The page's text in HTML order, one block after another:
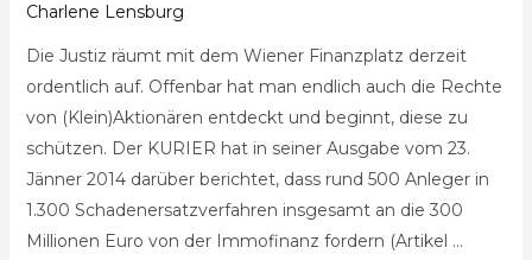
Charlene Lensburg
Die Justiz räumt mit dem Wiener Finanzplatz derzeit
ordentlich auf. Offenbar hat man endlich auch die Rechte
von (Klein)Aktionären entdeckt und beginnt, diese zu
schützen. Der KURIER hat in seiner Ausgabe vom 23.
Jänner 2014 darüber berichtet, dass rund 500 Anleger in
1.300 Schadenersatzverfahren insgesamt an die 300
Millionen Euro von der Immofinanz fordern (Artikel …